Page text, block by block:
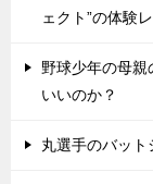
ェクト”の体験
野球少年の母
いいのか？
丸選手のバット